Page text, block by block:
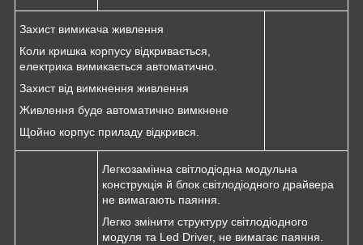
Захист вимикача живлення
Коли кришка корпусу відкривається,
електрика вимикається автоматично.
Захист від вимкнення живлення
Живлення буде автоматично вимкнене
Щойно корпус приладу відкрився.
Легкозамінна світлодіодна модульна
конструкція й блок світлодіодного драйвера
не вимагають паяння.
Легко змінити структуру світлодіодного
модуля та Led Driver, не вимагає паяння.